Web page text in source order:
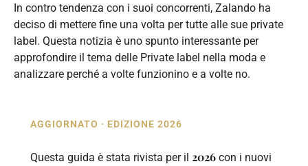
In contro tendenza con i suoi concorrenti, Zalando ha
deciso di mettere fine una volta per tutte alle sue private
label. Questa notizia è uno spunto interessante per
approfondire il tema delle Private label nella moda e
analizzare perché a volte funzionino e a volte no.
AGGIORNATO · EDIZIONE 2026
Questa guida è stata rivista per il 2026 con i nuovi